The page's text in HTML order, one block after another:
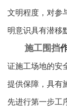
文明程度，对参
明意识具有潜移
施工围挡
证施工场地的安
提供保障，具有
先进行第一步工